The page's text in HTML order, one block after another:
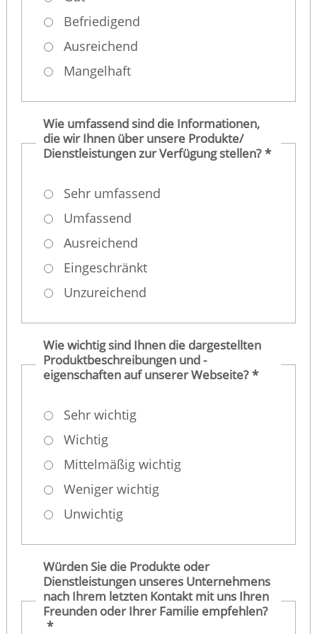
Befriedigend
Ausreichend
Mangelhaft
Wie umfassend sind die Informationen,
die wir Ihnen über unsere Produkte/
Dienstleistungen zur Verfügung stellen? *
Sehr umfassend
Umfassend
Ausreichend
Eingeschränkt
Unzureichend
Wie wichtig sind Ihnen die dargestellten
Produktbeschreibungen und -
eigenschaften auf unserer Webseite? *
Sehr wichtig
Wichtig
Mittelmäßig wichtig
Weniger wichtig
Unwichtig
Würden Sie die Produkte oder
Dienstleistungen unseres Unternehmens
nach Ihrem letzten Kontakt mit uns Ihren
Freunden oder Ihrer Familie empfehlen?
*